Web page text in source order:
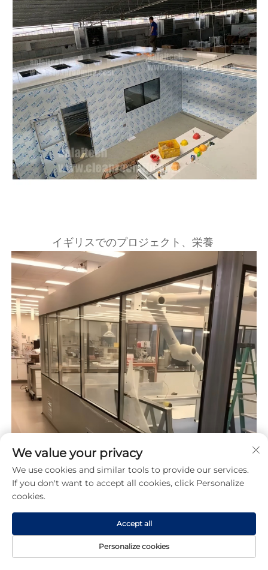
イギリスでのプロジェクト、栄養
We value your privacy
We use cookies and similar tools to provide our services.
If you don't want to accept all cookies, click Personalize
cookies.
Personalize cookies
Accept all